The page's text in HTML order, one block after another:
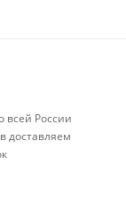
всей России
доставляем